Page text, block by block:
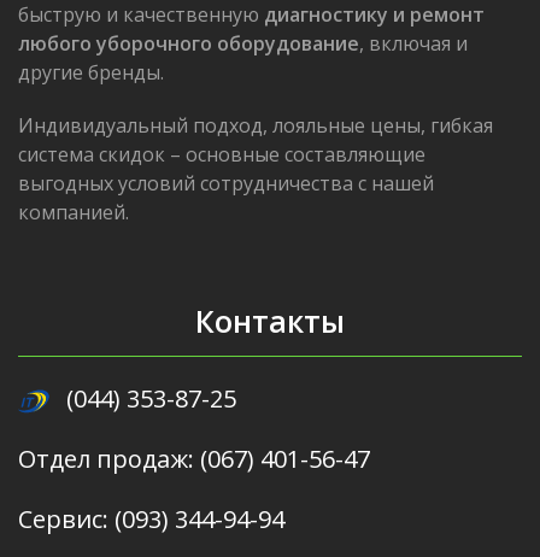
быструю и качественную диагностику и ремонт
любого уборочного оборудование, включая и
другие бренды.
Индивидуальный подход, лояльные цены, гибкая
система скидок – основные составляющие
выгодных условий сотрудничества с нашей
компанией.
Контакты
(044) 353-87-25
Отдел продаж: (067) 401-56-47
Сервис: (093) 344-94-94